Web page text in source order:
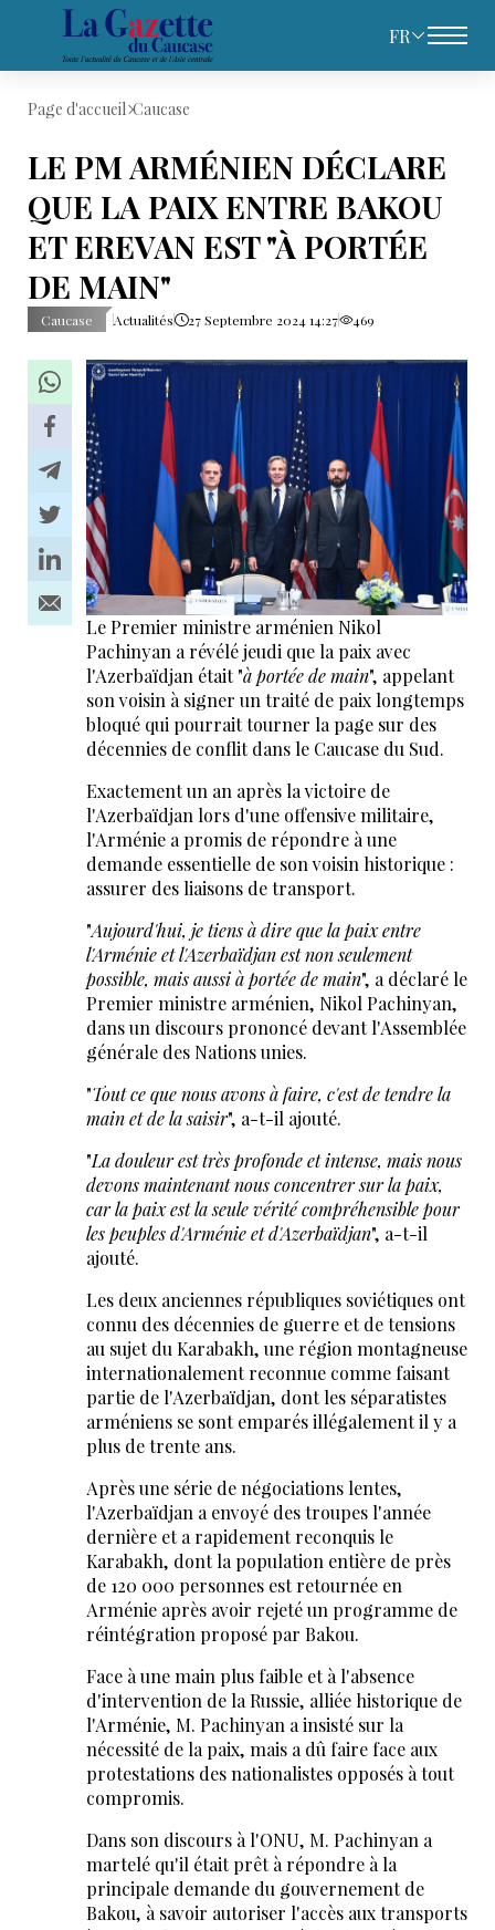
FR
Page d'accueil Caucase
LE PM ARMÉNIEN DÉCLARE
QUE LA PAIX ENTRE BAKOU
ET EREVAN EST "À PORTÉE
DE MAIN"
Caucase Actualités 27 Septembre 2024 14:27 469
Le Premier ministre arménien Nikol
Pachinyan a révélé jeudi que la paix avec
l'Azerbaïdjan était "à portée de main", appelant
son voisin à signer un traité de paix longtemps
bloqué qui pourrait tourner la page sur des
décennies de conflit dans le Caucase du Sud.
Exactement un an après la victoire de
l'Azerbaïdjan lors d'une offensive militaire,
l'Arménie a promis de répondre à une
demande essentielle de son voisin historique :
assurer des liaisons de transport.
"Aujourd'hui, je tiens à dire que la paix entre
l'Arménie et l'Azerbaïdjan est non seulement
possible, mais aussi à portée de main", a déclaré le
Premier ministre arménien, Nikol Pachinyan,
dans un discours prononcé devant l'Assemblée
générale des Nations unies.
"Tout ce que nous avons à faire, c'est de tendre la
main et de la saisir", a-t-il ajouté.
"La douleur est très profonde et intense, mais nous
devons maintenant nous concentrer sur la paix,
car la paix est la seule vérité compréhensible pour
les peuples d'Arménie et d'Azerbaïdjan", a-t-il
ajouté.
Les deux anciennes républiques soviétiques ont
connu des décennies de guerre et de tensions
au sujet du Karabakh, une région montagneuse
internationalement reconnue comme faisant
partie de l'Azerbaïdjan, dont les séparatistes
arméniens se sont emparés illégalement il y a
plus de trente ans.
Après une série de négociations lentes,
l'Azerbaïdjan a envoyé des troupes l'année
dernière et a rapidement reconquis le
Karabakh, dont la population entière de près
de 120 000 personnes est retournée en
Arménie après avoir rejeté un programme de
réintégration proposé par Bakou.
Face à une main plus faible et à l'absence
d'intervention de la Russie, alliée historique de
l'Arménie, M. Pachinyan a insisté sur la
nécessité de la paix, mais a dû faire face aux
protestations des nationalistes opposés à tout
compromis.
Dans son discours à l'ONU, M. Pachinyan a
martelé qu'il était prêt à répondre à la
principale demande du gouvernement de
Bakou, à savoir autoriser l'accès aux transports